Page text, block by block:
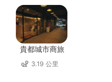
貴都城市商旅
3.19 公里